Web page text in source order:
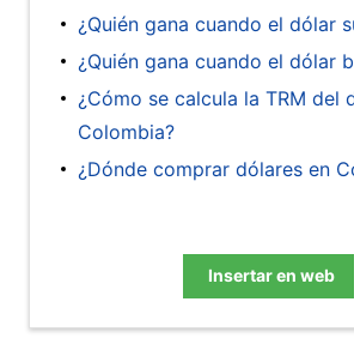
¿Quién gana cuando el dólar
¿Quién gana cuando el dólar
¿Cómo se calcula la TRM del
Colombia?
¿Dónde comprar dólares en
Insertar en web